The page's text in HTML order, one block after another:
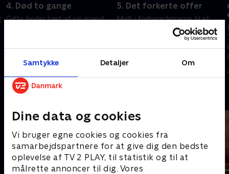
Samtykke Detaljer Om
Dine data og cookies
Vi bruger egne cookies og cookies fra
samarbejdspartnere for at give dig den bedste
oplevelse af TV 2 PLAY, til statistik og til at
målrette annoncer til dig. Vores
4. Død to gange
Gitte finder liget af sin mand,
han sin død syv år tidligere, og
død?
17. oktober 2025 • 48 min
5. Det forkerte offer
Midt i forberedelserne til et
fotoshoot bliver Evi Mayrs
skudt, og det sætter ild til en
ulmende familiekonflikt. Men
egentlige mål?
20. oktober 2025 • 47 min
Andre så også